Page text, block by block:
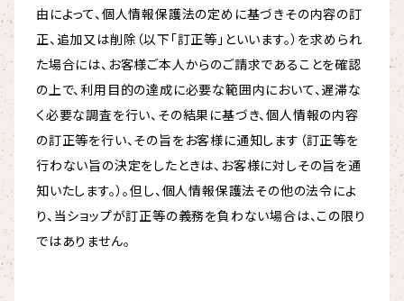
由によって、個人情報保護法の定めに基づきその内容の訂
正、追加又は削除（以下「訂正等」といいます。）を求められ
た場合には、お客様ご本人からのご請求であることを確認
の上で、利用目的の達成に必要な範囲内において、遅滞な
く必要な調査を行い、その結果に基づき、個人情報の内容
の訂正等を行い、その旨をお客様に通知します（訂正等を
行わない旨の決定をしたときは、お客様に対しその旨を通
知いたします。）。但し、個人情報保護法その他の法令によ
り、当ショップが訂正等の義務を負わない場合は、この限り
ではありません。